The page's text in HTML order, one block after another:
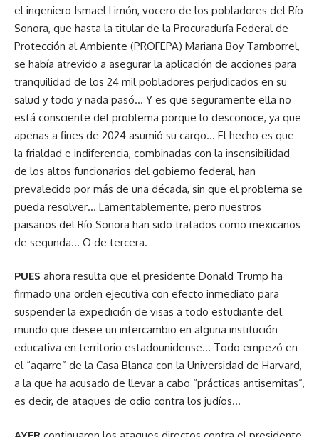
el ingeniero Ismael Limón, vocero de los pobladores del Río
Sonora, que hasta la titular de la Procuraduría Federal de
Protección al Ambiente (PROFEPA) Mariana Boy Tamborrel,
se había atrevido a asegurar la aplicación de acciones para
tranquilidad de los 24 mil pobladores perjudicados en su
salud y todo y nada pasó… Y es que seguramente ella no
está consciente del problema porque lo desconoce, ya que
apenas a fines de 2024 asumió su cargo… El hecho es que
la frialdad e indiferencia, combinadas con la insensibilidad
de los altos funcionarios del gobierno federal, han
prevalecido por más de una década, sin que el problema se
pueda resolver… Lamentablemente, pero nuestros
paisanos del Río Sonora han sido tratados como mexicanos
de segunda… O de tercera.
PUES ahora resulta que el presidente Donald Trump ha
firmado una orden ejecutiva con efecto inmediato para
suspender la expedición de visas a todo estudiante del
mundo que desee un intercambio en alguna institución
educativa en territorio estadounidense… Todo empezó en
el “agarre” de la Casa Blanca con la Universidad de Harvard,
a la que ha acusado de llevar a cabo “prácticas antisemitas”,
es decir, de ataques de odio contra los judíos…